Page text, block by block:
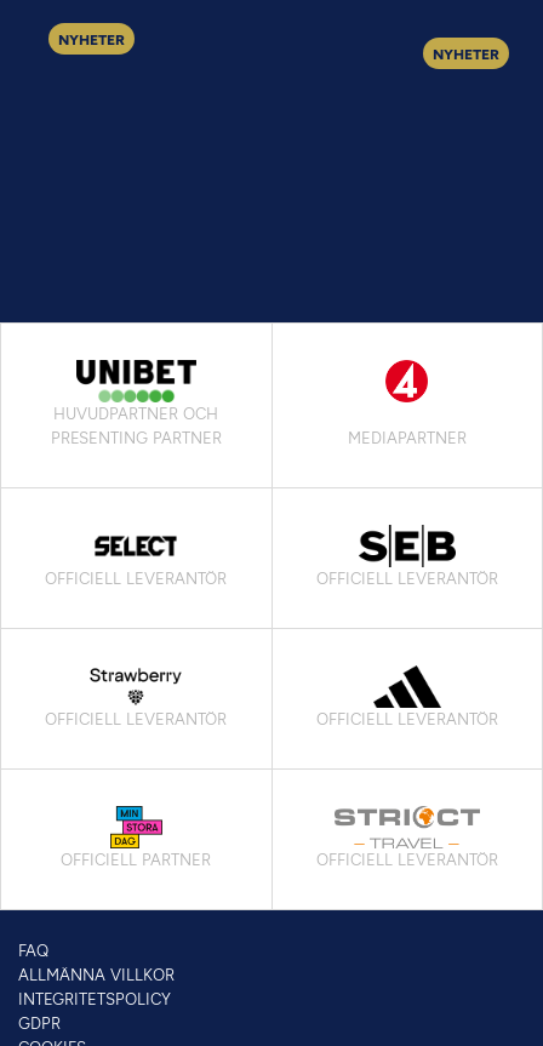
NYHETER
NYHETER
HUVUDPARTNER OCH
PRESENTING PARTNER
MEDIAPARTNER
OFFICIELL LEVERANTÖR OFFICIELL LEVERANTÖR
OFFICIELL LEVERANTÖR OFFICIELL LEVERANTÖR
OFFICIELL PARTNER OFFICIELL LEVERANTÖR
FAQ
ALLMÄNNA VILLKOR
INTEGRITETSPOLICY
GDPR